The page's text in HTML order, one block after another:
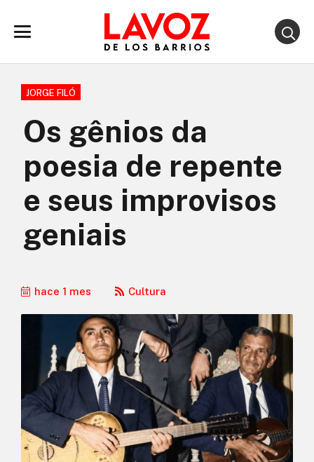
JORGE FILÓ
Os gênios da
poesia de repente
e seus improvisos
geniais
hace 1 mes Cultura